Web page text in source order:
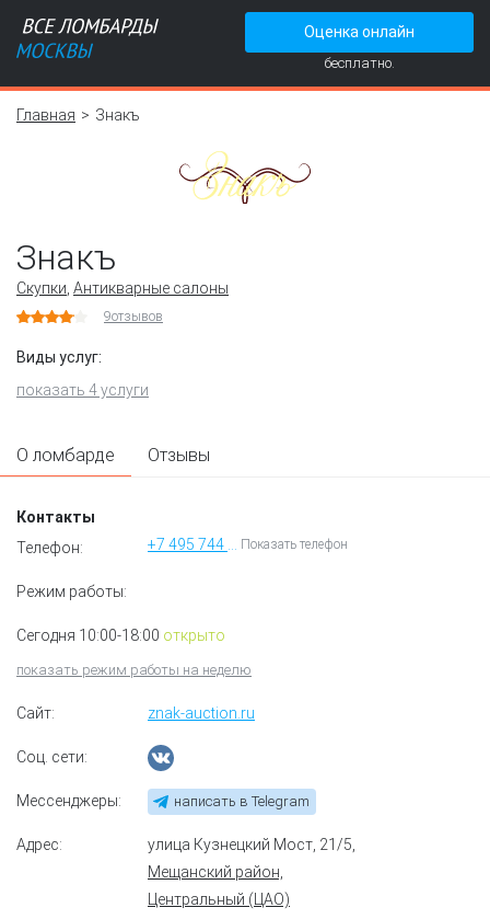
Оценка онлайн
бесплатно.
Главная Знакъ
Знакъ
Скупки Антикварные салоны
9отзывов
Виды услуг:
показать 4 услуги
О ломбарде Отзывы
Контакты
Телефон:
Показать телефон
Режим работы:
Сегодня 10:00-18:00 открыто
показать режим работы на неделю
Сайт: znak-auction.ru
Соц. сети:
Мессенджеры: написать в Telegram
Адрес: улица Кузнецкий Мост, 21/5
Мещанский район,
Центральный (ЦАО)